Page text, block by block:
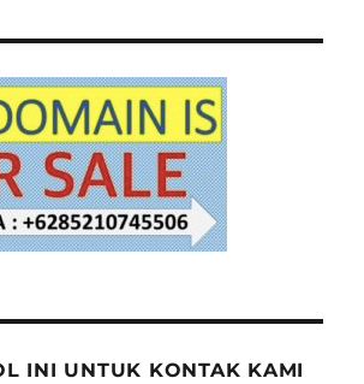
INI UNTUK KONTAK KAMI